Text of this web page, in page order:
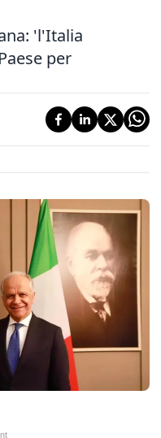
'l'Italia
per